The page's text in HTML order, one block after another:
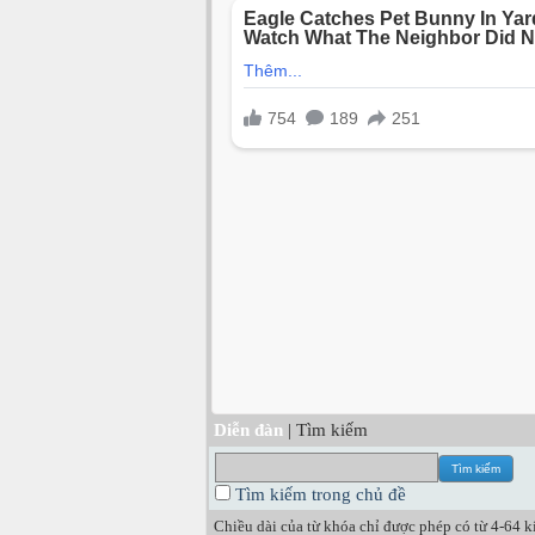
Diễn đàn | Tìm kiếm
Tìm kiếm trong chủ đề
Chiều dài của từ khóa chỉ được phép có từ 4-64